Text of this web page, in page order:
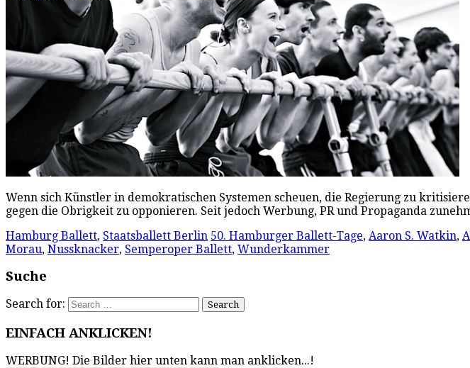
Wenn sich Künstler in demokratischen Systemen scheuen, die Regierung zu
gegen die Obrigkeit zu opponieren. Seit jedoch Werbung, PR und Propaganda
Hamburg Ballett, Staatsballett Berlin 50. Hamburger Ballett-Tage, Aaron S. Watkin,
Morau, Nussknacker, Semperoper Ballett, Wunderkammer
Suche
Search for:
EINFACH ANKLICKEN!
WERBUNG! Die Bilder hier unten kann man anklicken...!